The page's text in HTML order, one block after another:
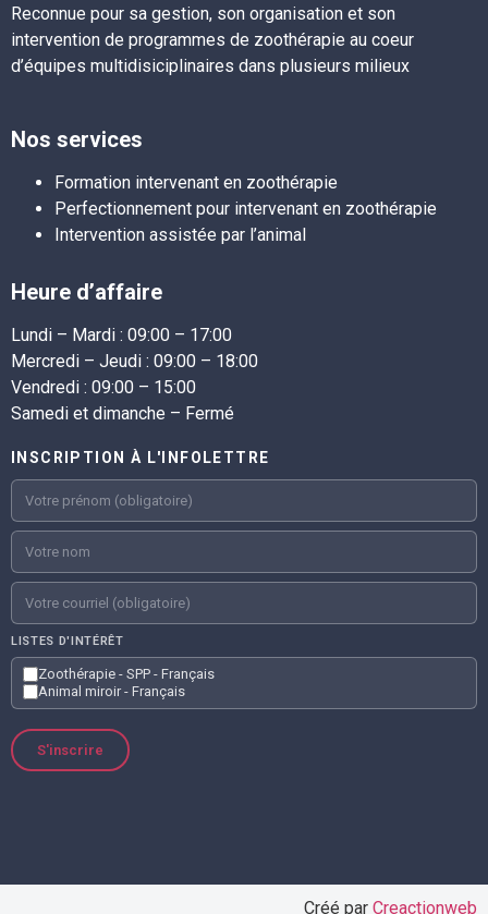
Reconnue pour sa gestion, son organisation et son
intervention de programmes de zoothérapie au coeur
d’équipes multidisiciplinaires dans plusieurs milieux
Nos services
Formation intervenant en zoothérapie
Perfectionnement pour intervenant en zoothérapie
Intervention assistée par l’animal
Heure d’affaire
Lundi – Mardi : 09:00 – 17:00
Mercredi – Jeudi : 09:00 – 18:00
Vendredi : 09:00 – 15:00
Samedi et dimanche – Fermé
INSCRIPTION À L'INFOLETTRE
LISTES D'INTÉRÊT
Zoothérapie - SPP - Français
Animal miroir - Français
S'inscrire
Créé par Creactionweb